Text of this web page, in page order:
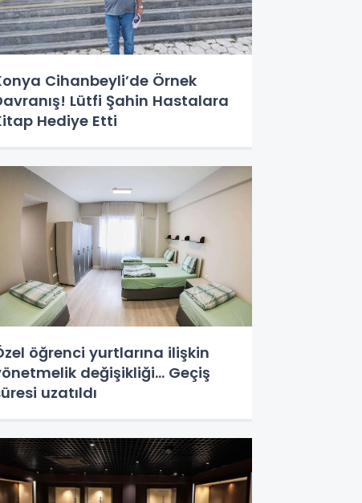
Cihanbeyli’de Örnek
Lütfi Şahin Hastalara
Hediye Etti
öğrenci yurtlarına ilişkin
değişikliği... Geçiş
uzatıldı